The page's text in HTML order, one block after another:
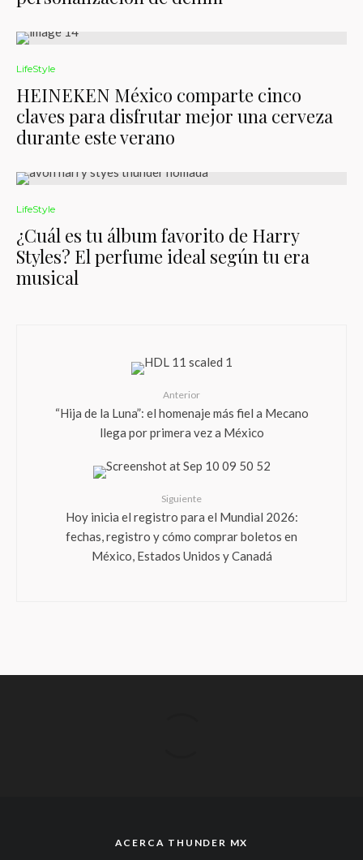
LifeStyle
HEINEKEN México comparte cinco
claves para disfrutar mejor una cerveza
durante este verano
LifeStyle
¿Cuál es tu álbum favorito de Harry
Styles? El perfume ideal según tu era
musical
Anterior
“Hija de la Luna”: el homenaje más fiel a Mecano
llega por primera vez a México
Siguiente
Hoy inicia el registro para el Mundial 2026:
fechas, registro y cómo comprar boletos en
México, Estados Unidos y Canadá
ACERCA THUNDER MX